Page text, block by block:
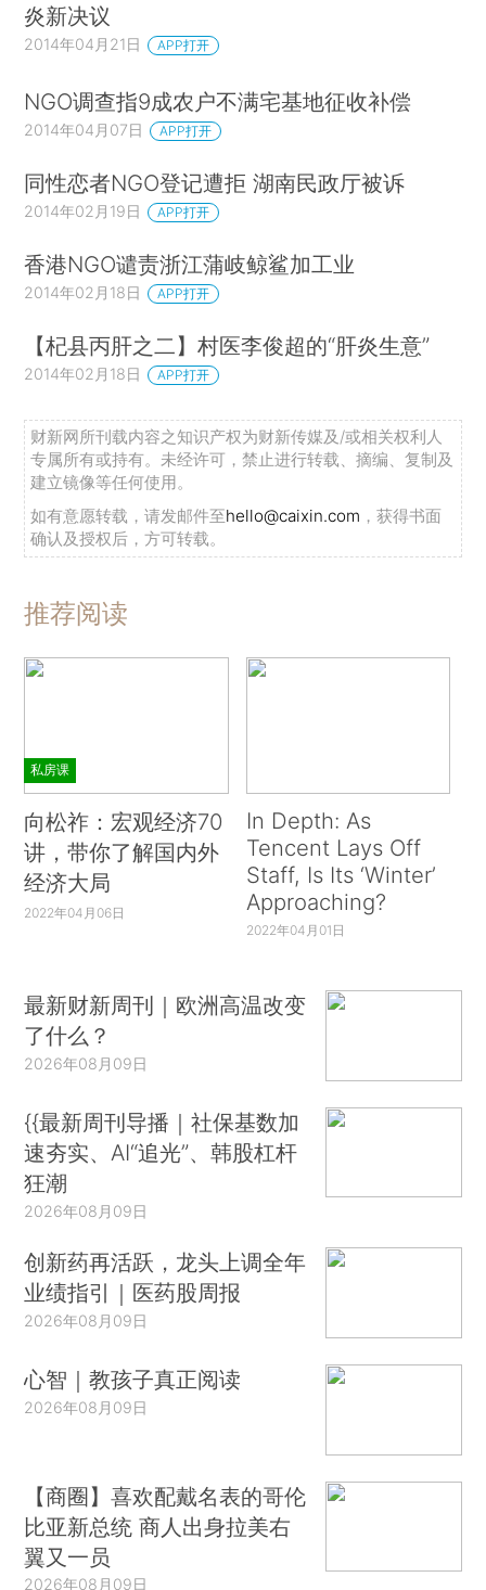
炎新决议
2014年04月21日 APP打开
NGO调查指9成农户不满宅基地征收补偿
2014年04月07日 APP打开
同性恋者NGO登记遭拒 湖南民政厅被诉
2014年02月19日 APP打开
香港NGO谴责浙江蒲岐鲸鲨加工业
2014年02月18日 APP打开
【杞县丙肝之二】村医李俊超的“肝炎生意”
2014年02月18日 APP打开
财新网所刊载内容之知识产权为财新传媒及/或相关权利人
专属所有或持有。未经许可，禁止进行转载、摘编、复制及
建立镜像等任何使用。
如有意愿转载，请发邮件至hello@caixin.com ，获得书面
确认及授权后，方可转载。
推荐阅读
私房课
向松祚：宏观经济70
讲，带你了解国内外
经济大局
2022年04月06日
In Depth: As
Tencent Lays Off
Staff, Is Its ‘Winter’
Approaching?
2022年04月01日
最新财新周刊｜欧洲高温改变
了什么？
2026年08月09日
{{最新周刊导播｜社保基数加
速夯实、AI“追光”、韩股杠杆
狂潮
2026年08月09日
创新药再活跃，龙头上调全年
业绩指引｜医药股周报
2026年08月09日
心智｜教孩子真正阅读
2026年08月09日
【商圈】喜欢配戴名表的哥伦
比亚新总统 商人出身拉美右
翼又一员
2026年08月09日